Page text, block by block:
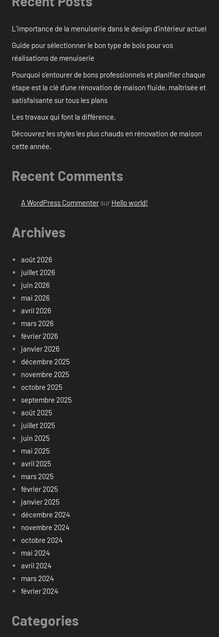
L’importance de la menuiserie dans le design d’intérieur actuel
Guide pour sélectionner le bon type de bois pour vos
réalisations de menuiserie
Pourquoi s’entourer de bons professionnels et planifier chaque
étape est la clé d’une rénovation de maison fluide, maîtrisée et
satisfaisante sur tous les plans
Les travaux qui font la différence.
Découvrez les styles les plus chauds en rénovation de maison
cette année.
Recent Comments
A WordPress Commentersur Hello world!
Archives
août 2026
juillet 2026
juin 2026
mai 2026
avril 2026
mars 2026
février 2026
janvier 2026
décembre 2025
novembre 2025
octobre 2025
septembre 2025
août 2025
juillet 2025
juin 2025
mai 2025
avril 2025
mars 2025
février 2025
janvier 2025
décembre 2024
novembre 2024
octobre 2024
mai 2024
avril 2024
mars 2024
février 2024
Categories